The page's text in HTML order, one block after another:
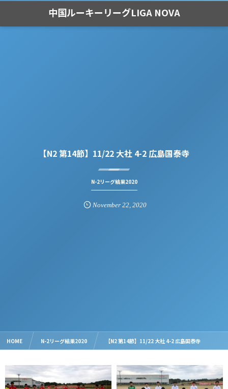
中国ルーキーリーグLIGA NOVA
【N2 第14節】11/22 大社 4-2 広島国泰寺
N-2リーグ結果2020
November 22, 2020
HOME N-2リーグ結果2020 【N2 第14節】11/22 大社 4-2 広島国泰寺